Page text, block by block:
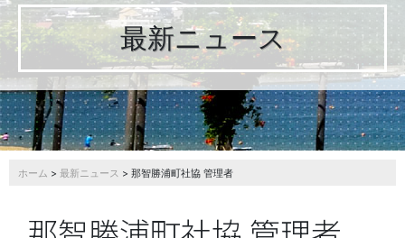
最新ニュース
ホーム > 最新ニュース > 那智勝浦町社協 管理者